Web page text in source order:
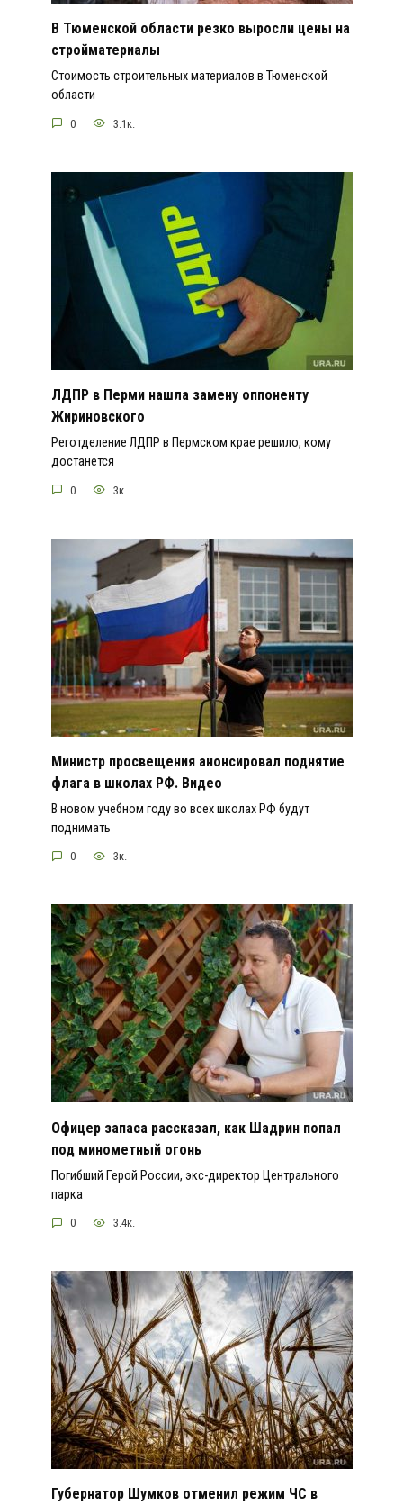
В Тюменской области резко выросли цены на
стройматериалы
Стоимость строительных материалов в Тюменской
области
0 3.1к.
ЛДПР в Перми нашла замену оппоненту
Жириновского
Реготделение ЛДПР в Пермском крае решило, кому
достанется
0 3к.
Министр просвещения анонсировал поднятие
флага в школах РФ. Видео
В новом учебном году во всех школах РФ будут
поднимать
0 3к.
Офицер запаса рассказал, как Шадрин попал
под минометный огонь
Погибший Герой России, экс-директор Центрального
парка
0 3.4к.
Губернатор Шумков отменил режим ЧС в